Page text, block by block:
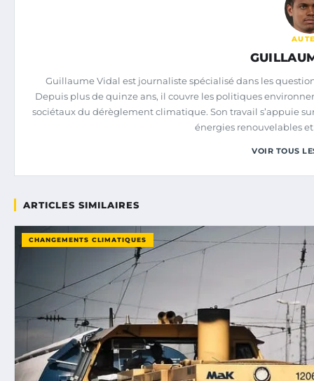
Guillaume Vidal est journaliste spécialisé dans les
Depuis plus de quinze ans, il couvre les politiques
sociétaux du dérèglement climatique. Son travail s’appuie
énergies renouvelables
VOIR TOUS
ARTICLES SIMILAIRES
CHANGEMENTS CLIMATIQUES